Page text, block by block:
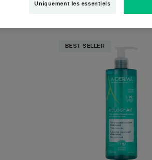
purifiant
BEST SELLER
Uniquement les essentiels